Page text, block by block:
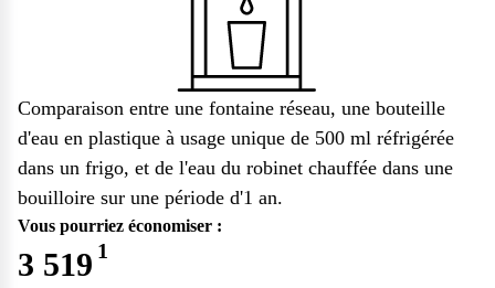
Comparaison entre une fontaine réseau, une bouteille
d'eau en plastique à usage unique de 500 ml réfrigérée
dans un frigo, et de l'eau du robinet chauffée dans une
bouilloire sur une période d'1 an.
Vous pourriez économiser :
3 519 1